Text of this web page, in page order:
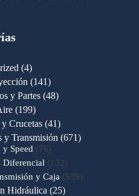
44
productos
141141
productos
y Partes 4848
199199
productos
y Crucetas 4141
productos
y Transmisión 671671
y Speed 7676
productos
Diferencial 132 132
productos
y Caja 539539
Hidráulica 2525